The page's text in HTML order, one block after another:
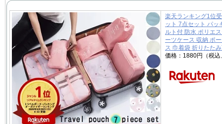
楽天ランキング1位
ット 7点セット パッ
ルト付 防水 ポリエ
ーツケース 収納 ポ
ス 巾着袋 折りたた
価格：1880円（税